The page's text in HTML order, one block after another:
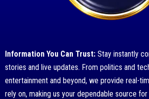
Information You Can Trust: Stay instantly
stories and live updates. From politics and
entertainment and beyond, we provide real-
rely on, making us your dependable source